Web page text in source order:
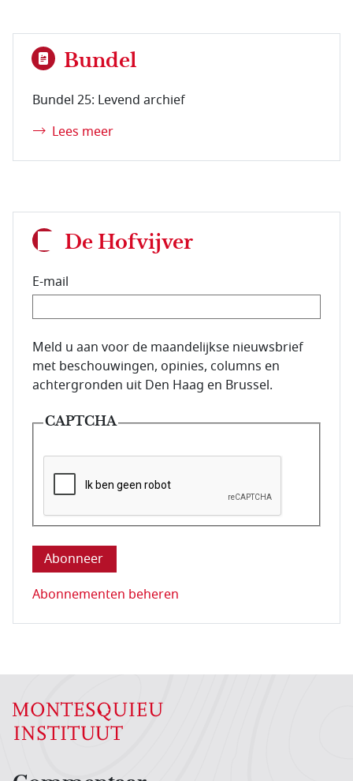
Bundel
Bundel 25: Levend archief
Lees meer
De Hofvijver
E-mail
E-mailadres van de abonnee.
Meld u aan voor de maandelijkse nieuwsbrief
met beschouwingen, opinies, columns en
achtergronden uit Den Haag en Brussel.
CAPTCHA
Deze vraag is om te controleren dat u een mens
Abonnementen beheren